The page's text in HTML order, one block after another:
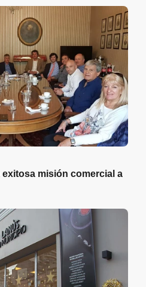
misión comercial a